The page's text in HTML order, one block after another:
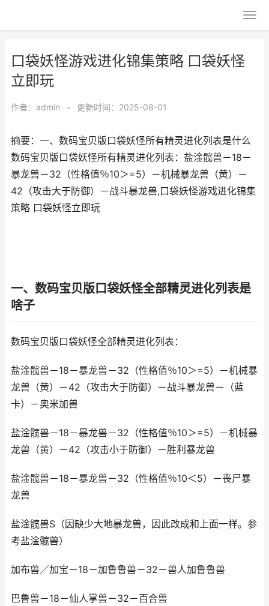
口袋妖怪游戏进化锦集策略 口袋妖怪
立即玩
作者： admin • 更新时间：2025-08-01
摘要：一、数码宝贝版口袋妖怪所有精灵进化列表是什么
数码宝贝版口袋妖怪所有精灵进化列表：盐淦髋兽－18－
暴龙兽－32（性格值％10＞=5）－机械暴龙兽（黄）－
42（攻击大于防御）－战斗暴龙兽,口袋妖怪游戏进化锦集
策略 口袋妖怪立即玩
一、数码宝贝版口袋妖怪全部精灵进化列表是
啥子
数码宝贝版口袋妖怪全部精灵进化列表：
盐淦髋兽－18－暴龙兽－32（性格值％10＞=5）－机械暴
龙兽（黄）－42（攻击大于防御）－战斗暴龙兽－（蓝
卡）－奥米加兽
盐淦髋兽－18－暴龙兽－32（性格值％10＞=5）－机械暴
龙兽（黄）－42（攻击小于防御）－胜利暴龙兽
盐淦髋兽－18－暴龙兽－32（性格值％10＜5）－丧尸暴
龙兽
盐淦髋兽S（因缺少大地暴龙兽，因此改成和上面一样。参
考盐淦髋兽）
加布兽／加宝－18－加鲁鲁兽－32－兽人加鲁鲁兽
巴鲁兽－18－仙人掌兽－32－百合兽